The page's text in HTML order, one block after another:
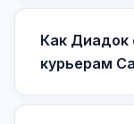
Как Диадок
курьерам